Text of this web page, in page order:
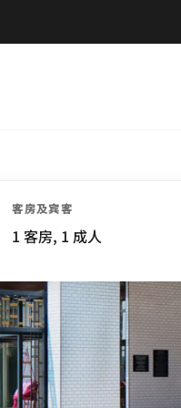
客房及宾客
1 客房, 1 成人